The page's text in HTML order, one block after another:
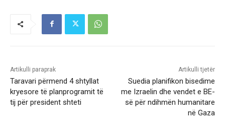
Artikulli paraprak
Taravari përmend 4 shtyllat
kryesore të planprogramit të
tij për president shteti
Artikulli tjetër
Suedia planifikon bisedime
me Izraelin dhe vendet e BE-
së për ndihmën humanitare
në Gaza